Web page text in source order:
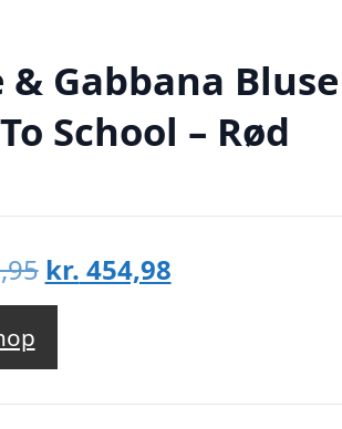
& Gabbana
School – Rød
Den
oprindelige
var:
kr. 1.299,95.
kr. 454,98Den
kr. 454,98.